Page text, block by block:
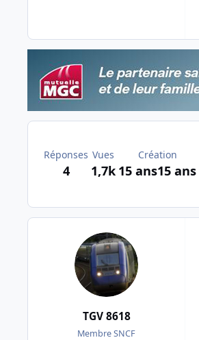
Réponses
4
Vues
1,7k
Création
15 ans15 ans
TGV 8618
Membre SNCF